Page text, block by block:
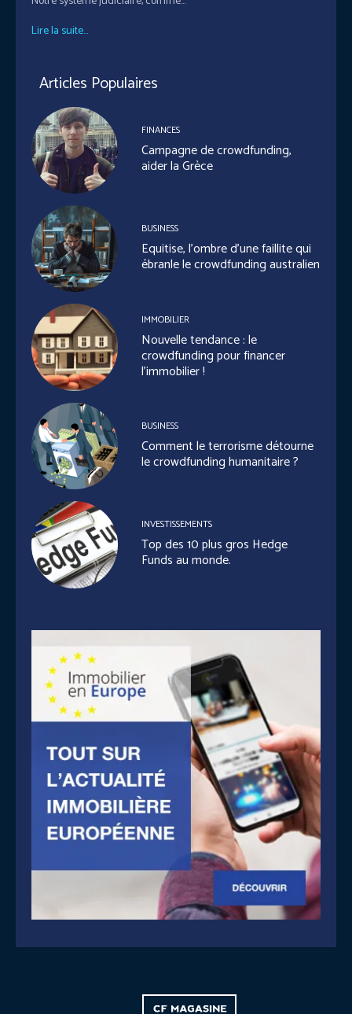
Lire la suite...
Articles Populaires
FINANCES
Campagne de crowdfunding,
aider la Grèce
BUSINESS
Equitise, l’ombre d’une faillite qui
ébranle le crowdfunding australien
IMMOBILIER
Nouvelle tendance : le
crowdfunding pour financer
l’immobilier !
BUSINESS
Comment le terrorisme détourne
le crowdfunding humanitaire ?
INVESTISSEMENTS
Top des 10 plus gros Hedge
Funds au monde.